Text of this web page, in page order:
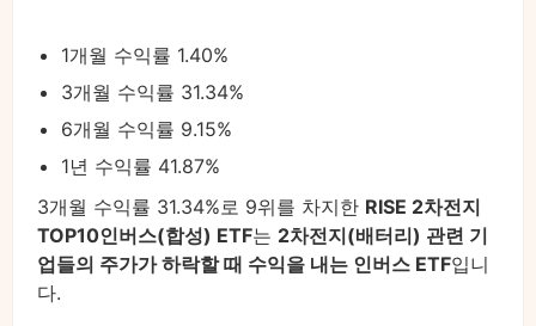
1개월 수익률 1.40%
3개월 수익률 31.34%
6개월 수익률 9.15%
1년 수익률 41.87%
3개월 수익률 31.34%로 9위를 차지한 RISE 2차전지
TOP10인버스(합성) ETF는 2차전지(배터리) 관련 기
업들의 주가가 하락할 때 수익을 내는 인버스 ETF입니
다.